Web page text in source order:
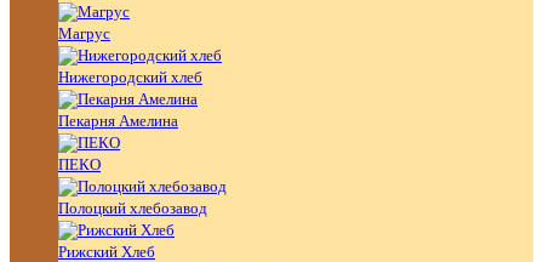
Магрус
Нижегородский хлеб
Пекарня Амелина
ПЕКО
Полоцкий хлебозавод
Рижский Хлеб